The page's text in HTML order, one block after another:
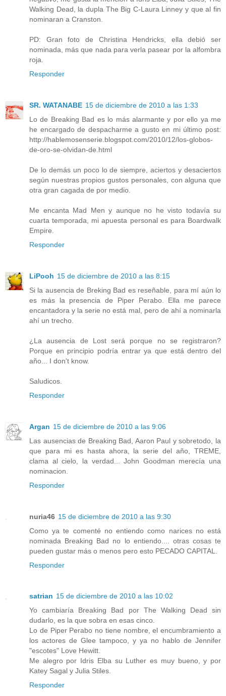
Walking Dead, la dupla The Big C-Laura Linney y que al fin
nominaran a Cranston.
PD: Gran foto de Christina Hendricks, ella debió ser
nominada, más que nada para verla pasear por la alfombra
roja.
Responder
SR. WATANABE 15 de diciembre de 2010 a las 1:33
Lo de Breaking Bad es lo más alarmante y por ello ya me
he encargado de despacharme a gusto en mi último post:
http://hablemosenserie.blogspot.com/2010/12/los-globos-
de-oro-se-olvidan-de.html
De lo demás un poco lo de siempre, aciertos y desaciertos
según nuestras propios gustos personales, con alguna que
otra gran cagada de por medio.
Me encanta Mad Men y aunque no he visto todavía su
cuarta temporada, mi apuesta personal es para Boardwalk
Empire.
Responder
LiPooh 15 de diciembre de 2010 a las 8:15
Si la ausencia de Breking Bad es reseñable, para mí aún lo
es más la presencia de Piper Perabo. Ella me parece
encantadora y la serie no está mal, pero de ahí a nominarla
ahí un trecho.
¿La ausencia de Lost será porque no se registraron?
Porque en principio podría entrar ya que está dentro del
año... I don't know.
Saludicos.
Responder
Argan 15 de diciembre de 2010 a las 9:06
Las ausencias de Breaking Bad, Aaron Paul y sobretodo, la
que para mi es hasta ahora, la serie del año, TREME,
clama al cielo, la verdad... John Goodman merecía una
nominacion.
Responder
nuria46 15 de diciembre de 2010 a las 9:30
Como ya te comenté no entiendo como narices no está
nominada Breaking Bad no lo entiendo.... otras cosas te
pueden gustar más o menos pero esto PECADO CAPITAL.
Responder
satrian 15 de diciembre de 2010 a las 10:02
Yo cambiaría Breaking Bad por The Walking Dead sin
dudarlo, es la que sobra en esas cinco.
Lo de Piper Perabo no tiene nombre, el encumbramiento a
los actores de Glee tampoco, y ya no hablo de Jennifer
"escotes" Love Hewitt.
Me alegro por Idris Elba su Luther es muy bueno, y por
Katey Sagal y Julia Stiles.
Responder